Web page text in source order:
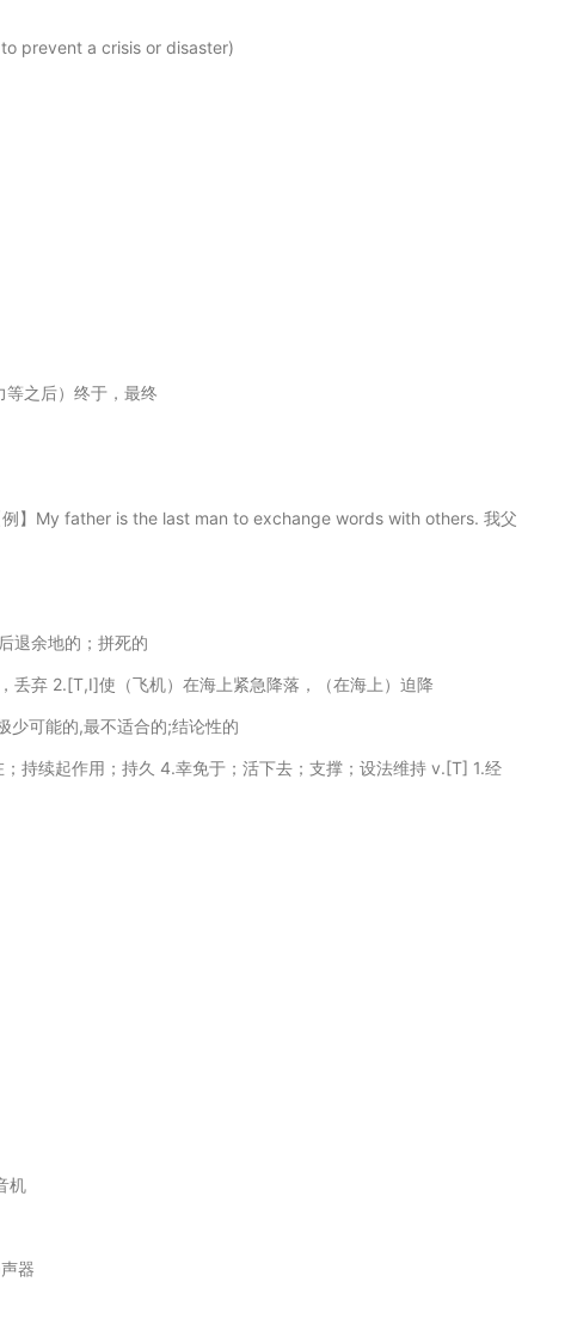
prevent a crisis or disaster)
之后）终于，最终
例】My father is the last man to exchange words with others. 我父
退余地的；拼死的
丢弃 2.[T,I]使（飞机）在海上紧急降落，（在海上）迫降
少可能的,最不适合的;结论性的
持续起作用；持久 4.幸免于；活下去；支撑；设法维持 v.[T] 1.经
机
器